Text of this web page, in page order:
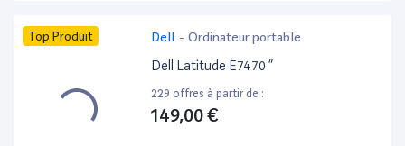
Top Produit Dell - Ordinateur portable
Dell Latitude E7470 ”
229 offres à partir de :
149,00 €